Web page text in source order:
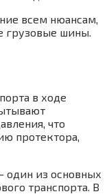
всем нюансам,
грузовые шины.
в ходе
что
протектора,
один из основных
транспорта. В